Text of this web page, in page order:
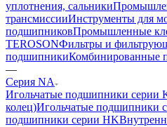
уплотнения, сальники
трансмиссииИнструменты для
подшипниковПромышленные
TEROSONФильтры и
подшипникиКомбинированные
—
Серия NA
Игольчатые подшипники серии
колец)Игольчатые подшипники
подшипники серии HK